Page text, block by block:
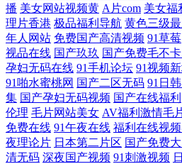
播 美女网站视频黄 A片com 美女福
理片香港 极品福利导航 黄色三级
年人网站 免费国产高清视频 91草莓
视品在线 国产玖玖 国产免费毛不
孕妇无码在线 91手机论坛 91视频
91啪水蜜桃网 国产二区无码 91日
集 国产孕妇无码视频 国产在线福利
伦理 毛片网站美女 AV福利激情毛
免费在线 91午夜在线 福利在线视
夜理论片 日本第二片区 国产免费
清无码 深夜国产视频 91刺激视频